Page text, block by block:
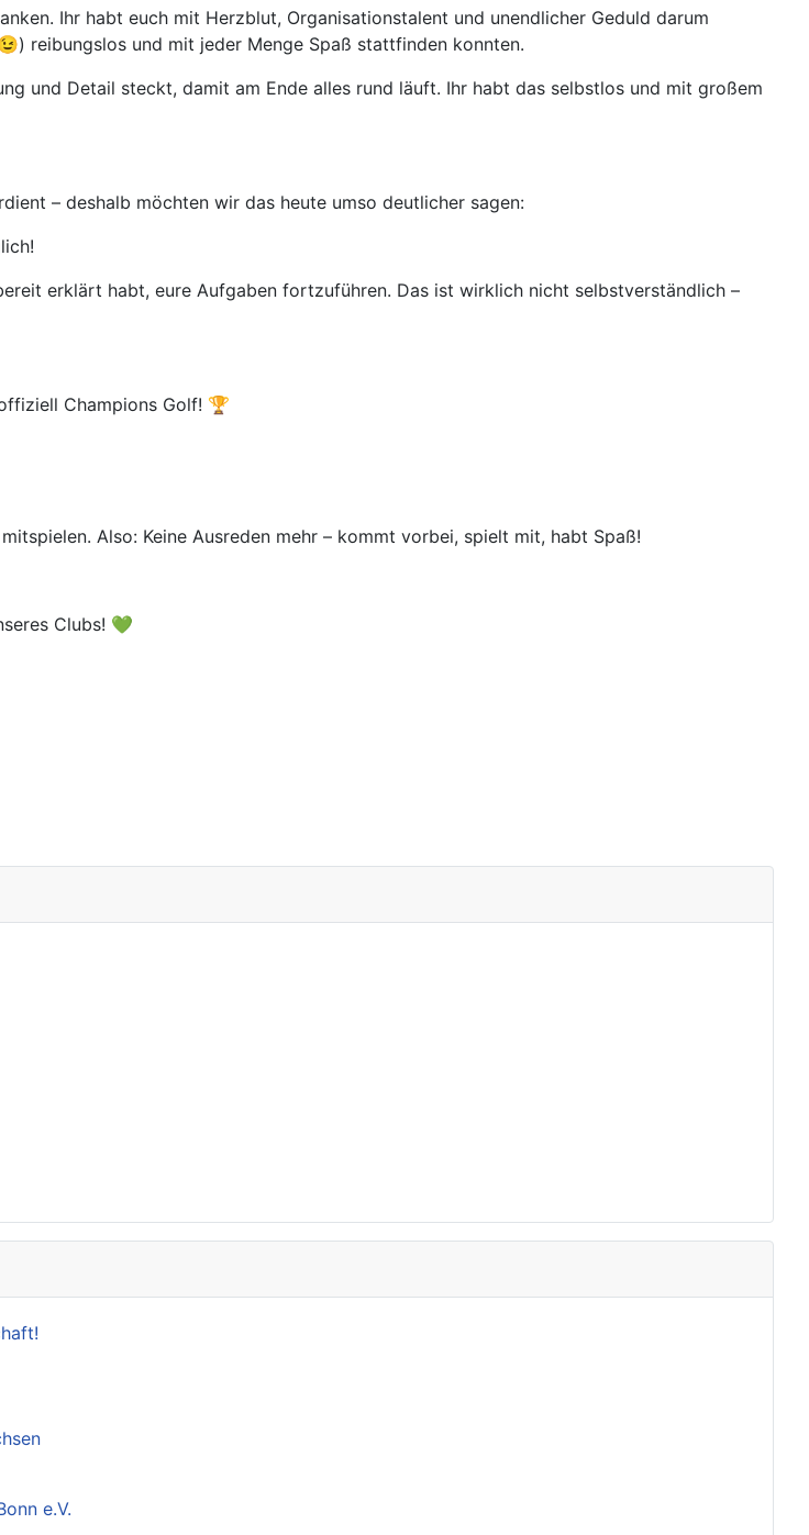
Ihr habt euch mit Herzblut, Organisationstalent und unendlicher Geduld darum
reibungslos und mit jeder Menge Spaß stattfinden konnten.
und Detail steckt, damit am Ende alles rund läuft. Ihr habt das selbstlos und mit großem
– deshalb möchten wir das heute umso deutlicher sagen:
erklärt habt, eure Aufgaben fortzuführen. Das ist wirklich nicht selbstverständlich –
Champions Golf! 🏆
Also: Keine Ausreden mehr – kommt vorbei, spielt mit, habt Spaß!
Clubs! 💚
e.V.